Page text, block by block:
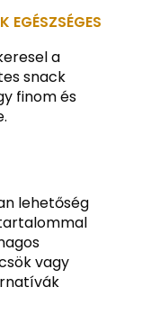
EGÉSZSÉGES
a
snack
finom és
lehetőség
vagy